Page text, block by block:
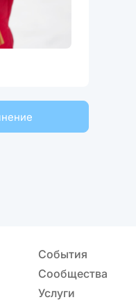
События
Сообщества
Услуги